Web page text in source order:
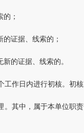
；
的证据、线索的；
新的证据、线索的。
作日内进行初核。初核
。其中，属于本单位职